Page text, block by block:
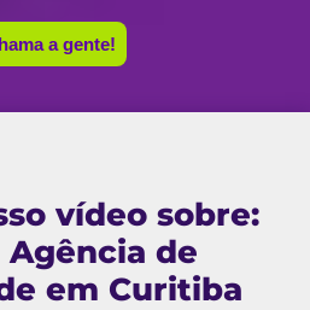
a gente!
vídeo sobre:
de
em Curitiba